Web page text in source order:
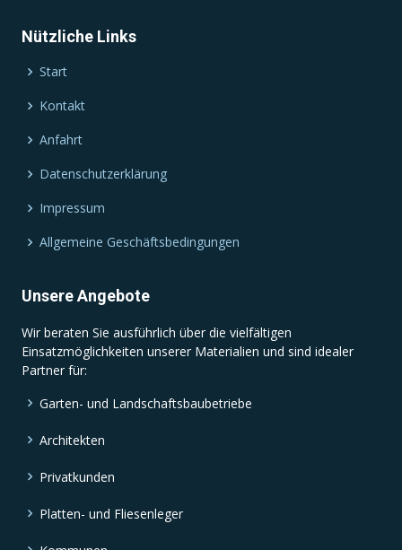
Nützliche Links
Start
Kontakt
Anfahrt
Datenschutzerklärung
Impressum
Allgemeine Geschäftsbedingungen
Unsere Angebote
Wir beraten Sie ausführlich über die vielfältigen
Einsatzmöglichkeiten unserer Materialien und sind idealer
Partner für:
Garten- und Landschaftsbaubetriebe
Architekten
Privatkunden
Platten- und Fliesenleger